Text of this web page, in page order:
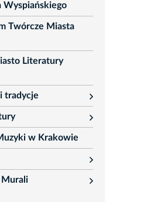
Wyspiańskiego
Twórcze Miasta
Literatury
tradycje
w Krakowie
Murali